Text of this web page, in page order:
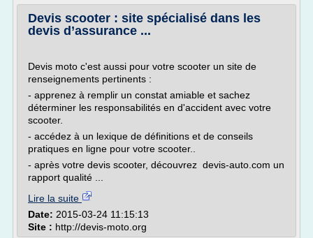
Devis scooter : site spécialisé dans les
devis d’assurance ...
Devis moto c'est aussi pour votre scooter un site de
renseignements pertinents :
- apprenez à remplir un constat amiable et sachez
déterminer les responsabilités en d'accident avec votre
scooter.
- accédez à un lexique de définitions et de conseils
pratiques en ligne pour votre scooter..
- après votre devis scooter, découvrez devis-auto.com un
rapport qualité ...
Lire la suite
Date: 2015-03-24 11:15:13
Site : http://devis-moto.org